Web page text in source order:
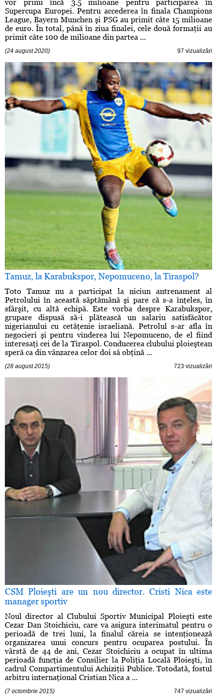
vor primi încă 3.5 milioane pentru participarea în
Supercupa Europei. Pentru accederea în finala Champions
League, Bayern Munchen şi PSG au primit câte 15 milioane
de euro. În total, până în ziua finalei, cele două formaţii au
primit câte 100 de milioane din partea ...
(24 august 2020) 97 vizualizări
Tamuz, la Karabukspor, Nepomuceno, la Tiraspol?
Toto Tamuz nu a participat la niciun antrenament al
Petrolului în această săptămână şi pare că s-a înţeles, în
sfârşit, cu altă echipă. Este vorba despre Karabukspor,
grupare dispusă să-i plătească un salariu satisfăcător
nigerianului cu cetăţenie israeliană. Petrolul s-ar afla în
negocieri şi pentru vinderea lui Nepomuceno, de el fiind
interesaţi cei de la Tiraspol. Conducerea clubului ploieştean
speră ca din vânzarea celor doi să obţină ...
(28 august 2015) 723 vizualizări
CSM Ploieşti are un nou director. Cristi Nica este
manager sportiv
Noul director al Clubului Sportiv Municipal Ploieşti este
Cezar Dan Stoichiciu, care va asigura interimatul pentru o
perioadă de trei luni, la finalul căreia se intenţionează
organizarea unui concurs pentru ocuparea postului. În
vârstă de 44 de ani, Cezar Stoichiciu a ocupat în ultima
perioadă funcţia de Consilier la Poliţia Locală Ploieşti, în
cadrul Compartimentului Achiziţii Publice. Totodată, fostul
arbitru internaţional Cristian Nica a ...
(7 octombrie 2015) 747 vizualizări